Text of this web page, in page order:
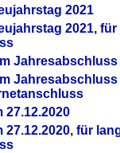
2021
2021,
Jahresabschluss
Jahresabschluss
27.12.2020
27.12.2020, für